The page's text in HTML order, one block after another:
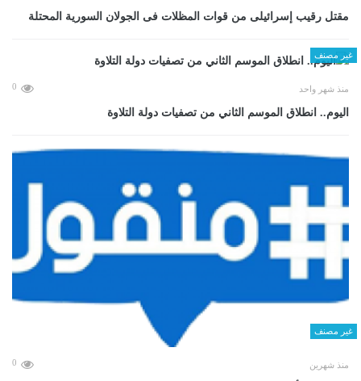
مقتل رقيب إسرائيلى من قوات المظلات فى الجولان السورية المحتلة
غير مصنف
منذ شهر واحد 0
اليوم.. انطلاق الموسم الثاني من تصفيات دولة التلاوة
غير مصنف
منذ شهرين 0